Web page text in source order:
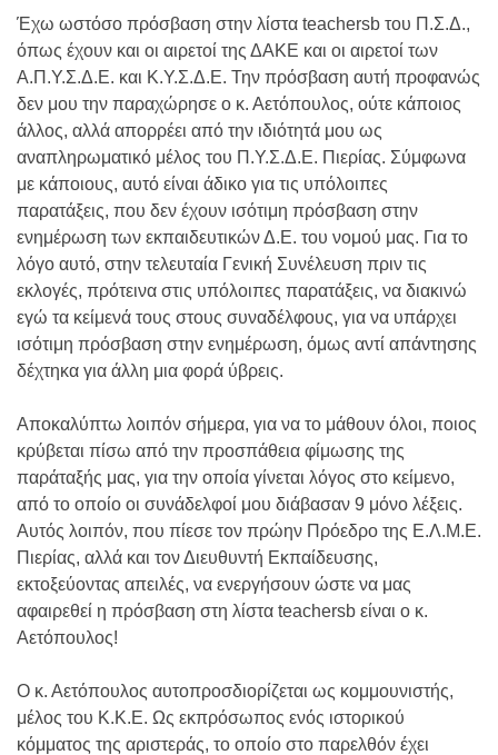
Έχω ωστόσο πρόσβαση στην λίστα teachersb του Π.Σ.Δ.,
όπως έχουν και οι αιρετοί της ΔΑΚΕ και οι αιρετοί των
Α.Π.Υ.Σ.Δ.Ε. και Κ.Υ.Σ.Δ.Ε. Την πρόσβαση αυτή προφανώς
δεν μου την παραχώρησε ο κ. Αετόπουλος, ούτε κάποιος
άλλος, αλλά απορρέει από την ιδιότητά μου ως
αναπληρωματικό μέλος του Π.Υ.Σ.Δ.Ε. Πιερίας. Σύμφωνα
με κάποιους, αυτό είναι άδικο για τις υπόλοιπες
παρατάξεις, που δεν έχουν ισότιμη πρόσβαση στην
ενημέρωση των εκπαιδευτικών Δ.Ε. του νομού μας. Για το
λόγο αυτό, στην τελευταία Γενική Συνέλευση πριν τις
εκλογές, πρότεινα στις υπόλοιπες παρατάξεις, να διακινώ
εγώ τα κείμενά τους στους συναδέλφους, για να υπάρχει
ισότιμη πρόσβαση στην ενημέρωση, όμως αντί απάντησης
δέχτηκα για άλλη μια φορά ύβρεις.
Αποκαλύπτω λοιπόν σήμερα, για να το μάθουν όλοι, ποιος
κρύβεται πίσω από την προσπάθεια φίμωσης της
παράταξής μας, για την οποία γίνεται λόγος στο κείμενο,
από το οποίο οι συνάδελφοί μου διάβασαν 9 μόνο λέξεις.
Αυτός λοιπόν, που πίεσε τον πρώην Πρόεδρο της Ε.Λ.Μ.Ε.
Πιερίας, αλλά και τον Διευθυντή Εκπαίδευσης,
εκτοξεύοντας απειλές, να ενεργήσουν ώστε να μας
αφαιρεθεί η πρόσβαση στη λίστα teachersb είναι ο κ.
Αετόπουλος!
Ο κ. Αετόπουλος αυτοπροσδιορίζεται ως κομμουνιστής,
μέλος του Κ.Κ.Ε. Ως εκπρόσωπος ενός ιστορικού
κόμματος της αριστεράς, το οποίο στο παρελθόν έχει